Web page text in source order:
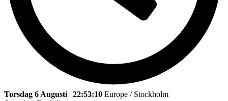
Torsdag 6 Augusti | 22:53:10 Europe / Stockholm